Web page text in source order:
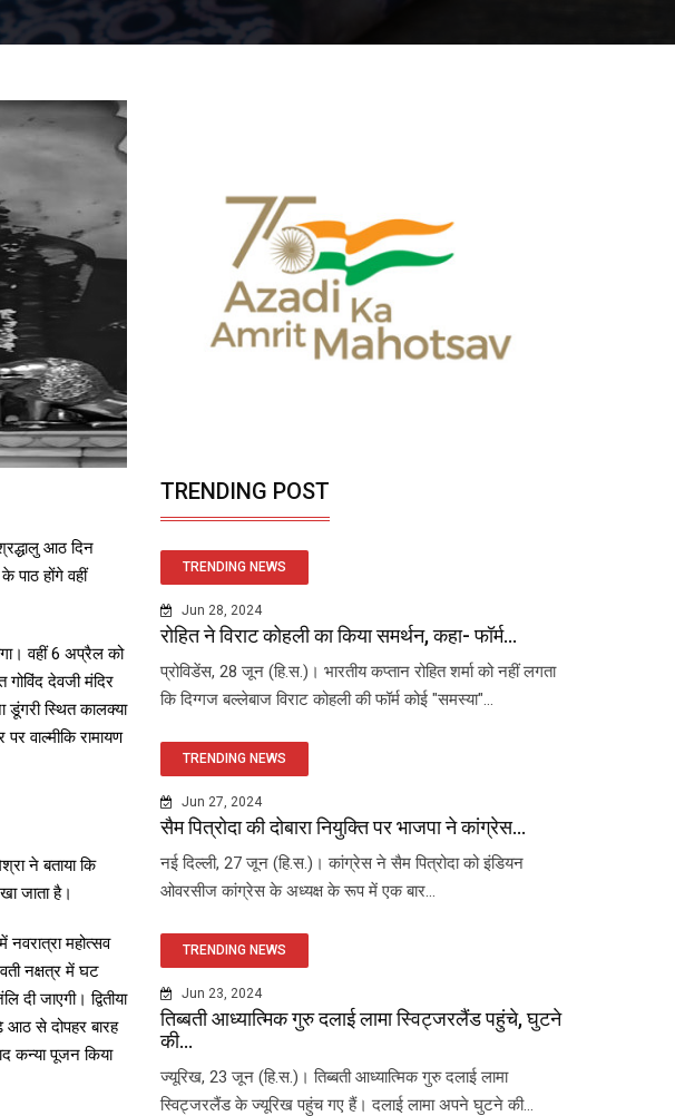
आठ दिन
पाठ होंगे वहीं
वहीं 6 अप्रैल को
गोविंद देवजी मंदिर
डूंगरी स्थित कालक्या
वाल्मीकि रामायण
ने बताया कि
जाता है।
महोत्सव
नक्षत्र में घट
जाएगी। द्वितीया
आठ से दोपहर बारह
कन्या पूजन किया
TRENDING POST
TRENDING NEWS
Jun 28, 2024
रोहित ने विराट कोहली का किया समर्थन, कहा- फॉर्म...
प्रोविडेंस, 28 जून (हि.स.)। भारतीय कप्तान रोहित शर्मा को नहीं लगता
कि दिग्गज बल्लेबाज विराट कोहली की फॉर्म कोई "समस्या"...
TRENDING NEWS
Jun 27, 2024
सैम पित्रोदा की दोबारा नियुक्ति पर भाजपा ने कांग्रेस...
नई दिल्ली, 27 जून (हि.स.)। कांग्रेस ने सैम पित्रोदा को इंडियन
ओवरसीज कांग्रेस के अध्यक्ष के रूप में एक बार...
TRENDING NEWS
Jun 23, 2024
तिब्बती आध्यात्मिक गुरु दलाई लामा स्विट्जरलैंड पहुंचे, घुटने
की...
ज्यूरिख, 23 जून (हि.स.)। तिब्बती आध्यात्मिक गुरु दलाई लामा
स्विट्जरलैंड के ज्यूरिख पहुंच गए हैं। दलाई लामा अपने घुटने की...